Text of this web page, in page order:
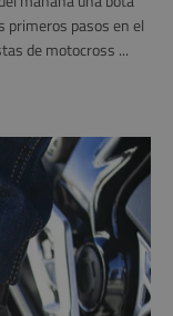
primeros pasos en el
de motocross ...